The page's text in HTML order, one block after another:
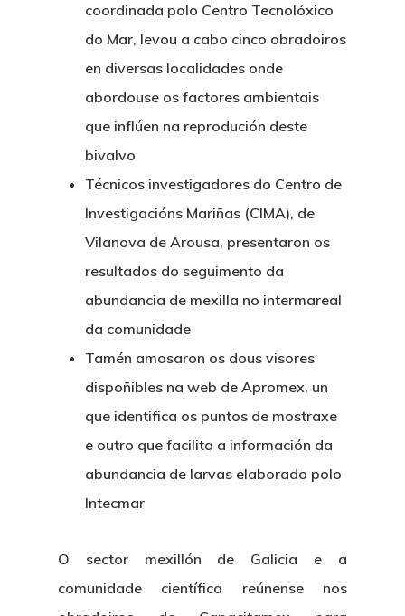
coordinada polo Centro Tecnolóxico
do Mar, levou a cabo cinco obradoiros
en diversas localidades onde
abordouse os factores ambientais
que inflúen na reprodución deste
bivalvo
Técnicos investigadores do Centro de
Investigacións Mariñas (CIMA), de
Vilanova de Arousa, presentaron os
resultados do seguimento da
abundancia de mexilla no intermareal
da comunidade
Tamén amosaron os dous visores
dispoñibles na web de Apromex, un
que identifica os puntos de mostraxe
e outro que facilita a información da
abundancia de larvas elaborado polo
Intecmar
O sector mexillón de Galicia e a
comunidade científica reúnense nos